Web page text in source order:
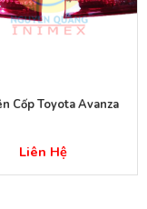
Cốp Toyota Avanza
Liên Hệ